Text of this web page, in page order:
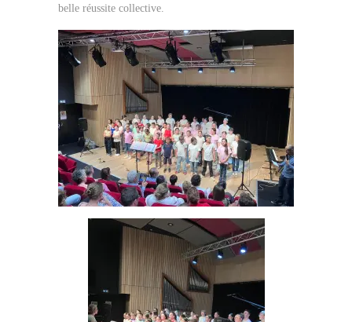
belle réussite collective.